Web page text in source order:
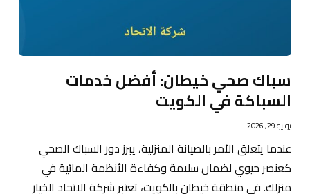
سباك صحي خيطان: أفضل خدمات
السباكة في الكويت
يوليو 29, 2026
عندما يتعلق الأمر بالصيانة المنزلية، يبرز دور السباك الصحي
كعنصر حيوي لضمان سلامة وكفاءة الأنظمة المائية في
منزلك. في منطقة خيطان بالكويت، تعتبر شركة الاتحاد الخيار